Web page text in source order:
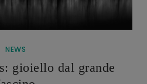
NEWS
gioiello dal grande